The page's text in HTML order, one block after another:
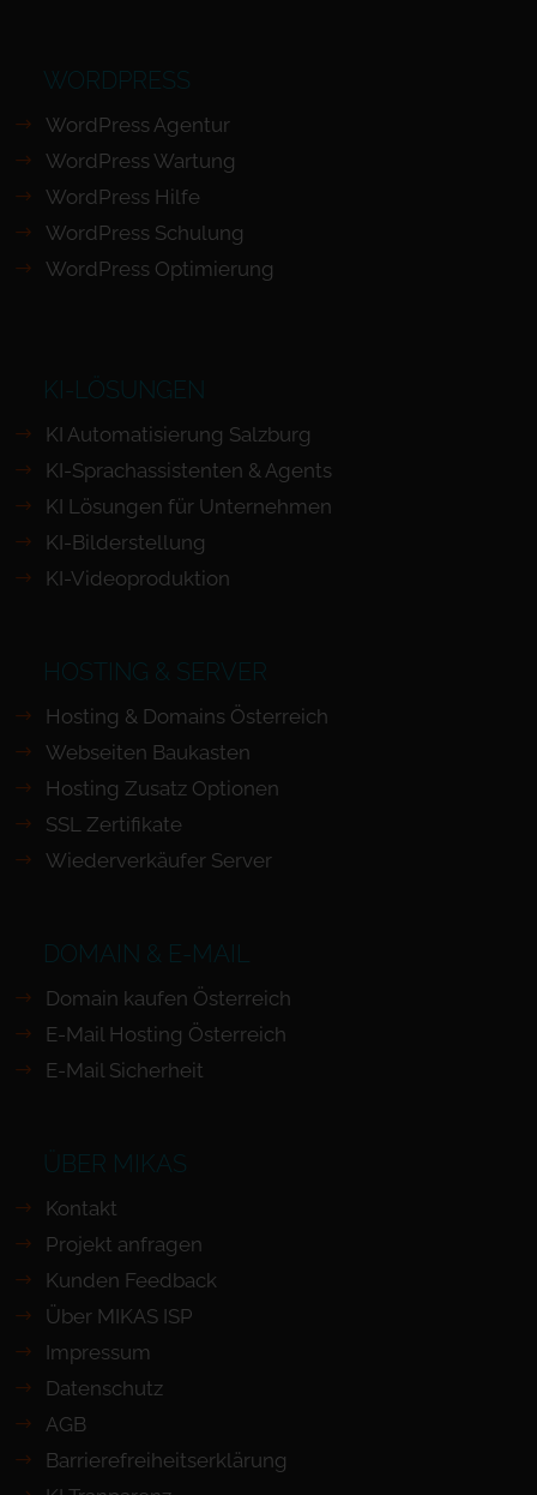
WORDPRESS
WordPress Agentur
WordPress Wartung
WordPress Hilfe
WordPress Schulung
WordPress Optimierung
KI-LÖSUNGEN
KI Automatisierung Salzburg
KI-Sprachassistenten & Agents
KI Lösungen für Unternehmen
KI-Bilderstellung
KI-Videoproduktion
HOSTING & SERVER
Hosting & Domains Österreich
Webseiten Baukasten
Hosting Zusatz Optionen
SSL Zertifikate
Wiederverkäufer Server
DOMAIN & E-MAIL
Domain kaufen Österreich
E-Mail Hosting Österreich
E-Mail Sicherheit
ÜBER MIKAS
Kontakt
Projekt anfragen
Kunden Feedback
Über MIKAS ISP
Impressum
Datenschutz
AGB
Barrierefreiheits­erklärung